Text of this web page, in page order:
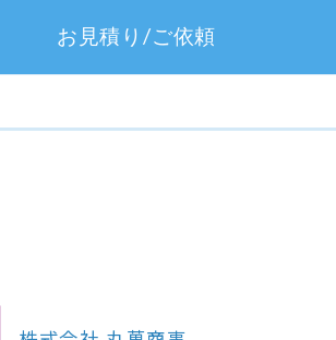
お見積り/ご依頼